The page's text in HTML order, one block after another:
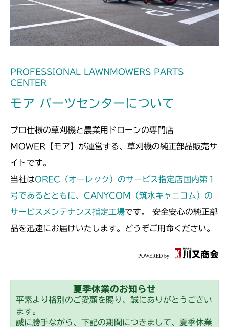
本体 FIG37 刈刃カバー(CE)
本体 FIG39 刈刃カバー(標準)
CMX227
本体 FIG37 刈刃カバー(標準)
CMX251
本体 FIG27 刈刃カバー
CMX1804
CMX2202RC
本体 FIG49 刈刃カバー(日本 韓国 Asia)
CMX2202YCV/YCS
本体 FIG27 刈刃カバー
CMX2402HC
本体 FIG34 刈刃カバー(CE USA)
本体 FIG32 刈刃カバー
PROFESSIONAL LAWNMOWERS PARTS
CENTER
モア パーツセンターについて
プロ仕様の草刈機と農業用ドローンの専門店
MOWER【モア】が運営する、草刈機の純正部品販売サ
イトです。
当社はOREC（オーレック）のサービス指定店国内第１
号であるとともに、CANYCOM（筑水キャニコム）の
サービスメンテナンス指定工場です。 安全安心の純正部
品を迅速にお届けいたします。どうぞご用命ください。
夏季休業のお知らせ
平素より格別のご愛顧を賜り、誠にありがとうござい
ます。
誠に勝手ながら、下記の期間につきまして、夏季休業